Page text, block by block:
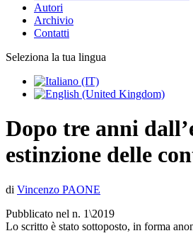
Autori
Archivio
Contatti
Seleziona la tua lingua
Dopo tre anni
estinzione delle
di Vincenzo PAONE
Pubblicato nel n. 1\2019
Lo scritto è stato sottoposto, in forma